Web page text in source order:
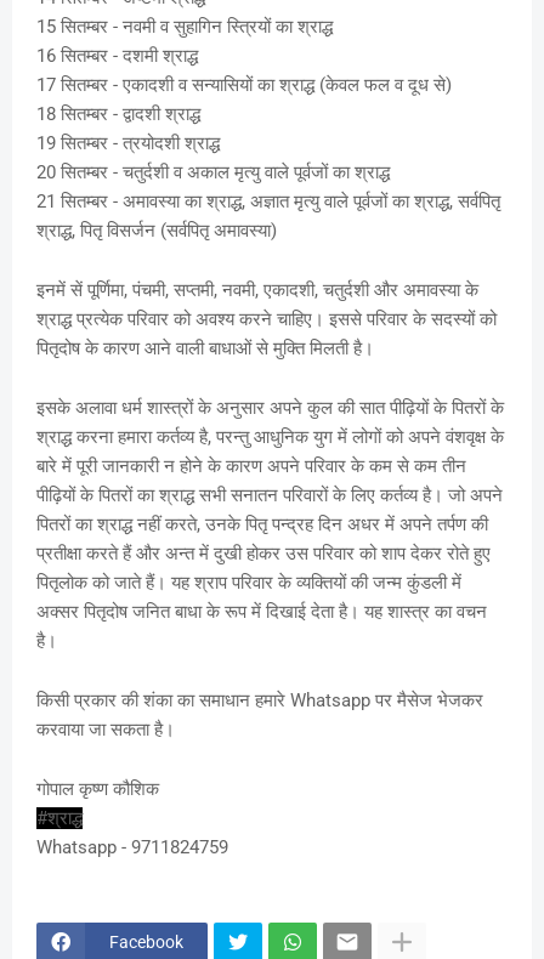
15 सितम्बर - नवमी व सुहागिन स्त्रियों का श्राद्ध
16 सितम्बर - दशमी श्राद्ध
17 सितम्बर - एकादशी व सन्यासियों का श्राद्ध (केवल फल व दूध से)
18 सितम्बर - द्वादशी श्राद्ध
19 सितम्बर - त्रयोदशी श्राद्ध
20 सितम्बर - चतुर्दशी व अकाल मृत्यु वाले पूर्वजों का श्राद्ध
21 सितम्बर - अमावस्या का श्राद्ध, अज्ञात मृत्यु वाले पूर्वजों का श्राद्ध, सर्वपितृ
श्राद्ध, पितृ विसर्जन (सर्वपितृ अमावस्या)
इनमें सें पूर्णिमा, पंचमी, सप्तमी, नवमी, एकादशी, चतुर्दशी और अमावस्या के
श्राद्ध प्रत्येक परिवार को अवश्य करने चाहिए। इससे परिवार के सदस्यों को
पितृदोष के कारण आने वाली बाधाओं से मुक्ति मिलती है।
इसके अलावा धर्म शास्त्रों के अनुसार अपने कुल की सात पीढ़ियों के पितरों के
श्राद्ध करना हमारा कर्तव्य है, परन्तु आधुनिक युग में लोगों को अपने वंशवृक्ष के
बारे में पूरी जानकारी न होने के कारण अपने परिवार के कम से कम तीन
पीढ़ियों के पितरों का श्राद्ध सभी सनातन परिवारों के लिए कर्तव्य है। जो अपने
पितरों का श्राद्ध नहीं करते, उनके पितृ पन्द्रह दिन अधर में अपने तर्पण की
प्रतीक्षा करते हैं और अन्त में दुखी होकर उस परिवार को शाप देकर रोते हुए
पितृलोक को जाते हैं। यह श्राप परिवार के व्यक्तियों की जन्म कुंडली में
अक्सर पितृदोष जनित बाधा के रूप में दिखाई देता है। यह शास्त्र का वचन
है।
किसी प्रकार की शंका का समाधान हमारे Whatsapp पर मैसेज भेजकर
करवाया जा सकता है।
गोपाल कृष्ण कौशिक
#श्राद्ध
Whatsapp - 9711824759
Facebook